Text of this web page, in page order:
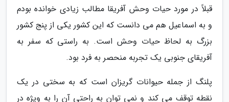
قبلاً در مورد حیات وحش آفریقا مطالب زیادی خوانده بودم
و به اسماعیل هم می دانست که این کشور یکی از پنج کشور
بزرگ به لحاظ حیات وحش است. به راستی که سفر به
آفریقای جنوبی یک تجربه منحصر به فرد بود.
پلنگ از جمله حیوانات گریزان است که به سختی در یک
نقطه توقف می کند و نمی توان به راحتی آن را به ویژه در